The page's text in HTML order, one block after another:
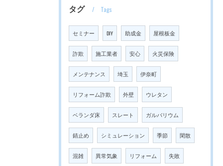
タグ Tags
セミナー DIY 助成金 屋根板金
詐欺 施工業者 安心 火災保険
メンテナンス 埼玉 伊奈町
リフォーム詐欺 外壁 ウレタン
ベランダ床 スレート ガルバリウム
錆止め シミュレーション 季節 閑散
混雑 異常気象 リフォーム 失敗